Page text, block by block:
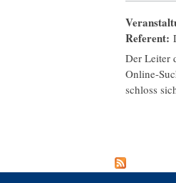
Referent:
Der Leiter
Online-
schloss